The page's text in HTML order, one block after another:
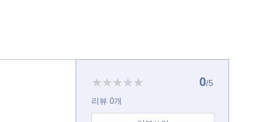
★★★★★ 0/5
리뷰 0개